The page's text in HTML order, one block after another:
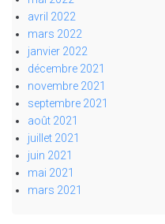
avril 2022
mars 2022
janvier 2022
décembre 2021
novembre 2021
septembre 2021
août 2021
juillet 2021
juin 2021
mai 2021
mars 2021